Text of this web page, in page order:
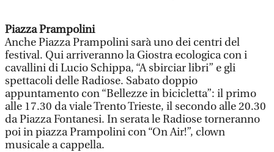
Piazza Prampolini
Anche Piazza Prampolini sarà uno dei centri del
festival. Qui arriveranno la Giostra ecologica con i
cavallini di Lucio Schippa, “A sbirciar libri” e gli
spettacoli delle Radiose. Sabato doppio
appuntamento con “Bellezze in bicicletta”: il primo
alle 17.30 da viale Trento Trieste, il secondo alle 20.30
da Piazza Fontanesi. In serata le Radiose torneranno
poi in piazza Prampolini con “On Air!”, clown
musicale a cappella.